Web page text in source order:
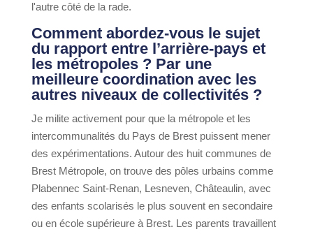
l'autre côté de la rade.
Comment abordez-vous le sujet
du rapport entre l’arrière-pays et
les métropoles ? Par une
meilleure coordination avec les
autres niveaux de collectivités ?
Je milite activement pour que la métropole et les
intercommunalités du Pays de Brest puissent mener
des expérimentations. Autour des huit communes de
Brest Métropole, on trouve des pôles urbains comme
Plabennec Saint-Renan, Lesneven, Châteaulin, avec
des enfants scolarisés le plus souvent en secondaire
ou en école supérieure à Brest. Les parents travaillent